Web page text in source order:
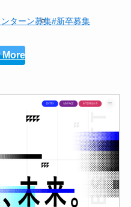
ターン募集#新卒募集
More